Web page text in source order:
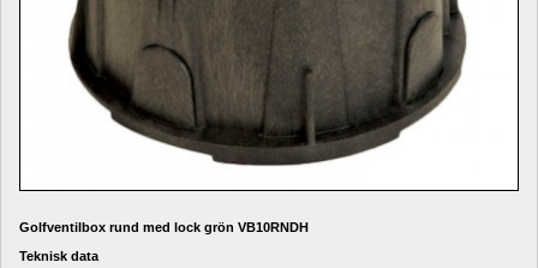
Golfventilbox rund med lock grön VB10RNDH
Teknisk data